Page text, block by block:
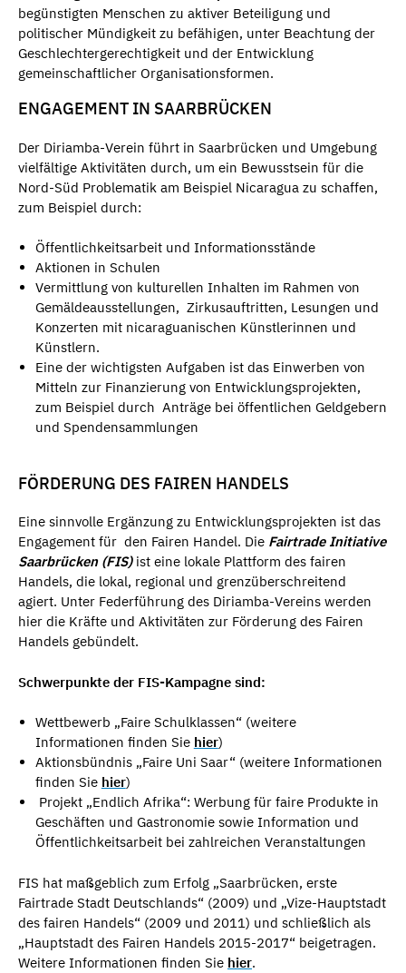
begünstigten Menschen zu aktiver Beteiligung und
politischer Mündigkeit zu befähigen, unter Beachtung der
Geschlechtergerechtigkeit und der Entwicklung
gemeinschaftlicher Organisationsformen.
ENGAGEMENT IN SAARBRÜCKEN
Der Diriamba-Verein führt in Saarbrücken und Umgebung
vielfältige Aktivitäten durch, um ein Bewusstsein für die
Nord-Süd Problematik am Beispiel Nicaragua zu schaffen,
zum Beispiel durch:
Öffentlichkeitsarbeit und Informationsstände
Aktionen in Schulen
Vermittlung von kulturellen Inhalten im Rahmen von
Gemäldeausstellungen, Zirkusauftritten, Lesungen und
Konzerten mit nicaraguanischen Künstlerinnen und
Künstlern.
Eine der wichtigsten Aufgaben ist das Einwerben von
Mitteln zur Finanzierung von Entwicklungsprojekten,
zum Beispiel durch Anträge bei öffentlichen Geldgebern
und Spendensammlungen
FÖRDERUNG DES FAIREN HANDELS
Eine sinnvolle Ergänzung zu Entwicklungsprojekten ist das
Engagement für den Fairen Handel. Die Fairtrade Initiative
Saarbrücken (FIS)ist eine lokale Plattform des fairen
Handels, die lokal, regional und grenzüberschreitend
agiert. Unter Federführung des Diriamba-Vereins werden
hier die Kräfte und Aktivitäten zur Förderung des Fairen
Handels gebündelt.
Schwerpunkte der FIS-Kampagne sind:
Wettbewerb „Faire Schulklassen“ (weitere
Informationen finden Sie hier)
Aktionsbündnis „Faire Uni Saar“ (weitere Informationen
finden Sie hier)
Projekt „Endlich Afrika“: Werbung für faire Produkte in
Geschäften und Gastronomie sowie Information und
Öffentlichkeitsarbeit bei zahlreichen Veranstaltungen
FIS hat maßgeblich zum Erfolg „Saarbrücken, erste
Fairtrade Stadt Deutschlands“ (2009) und „Vize-Hauptstadt
des fairen Handels“ (2009 und 2011) und schließlich als
„Hauptstadt des Fairen Handels 2015-2017“ beigetragen.
Weitere Informationen finden Sie hier.